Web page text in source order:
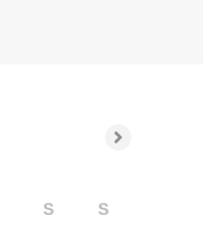
S S